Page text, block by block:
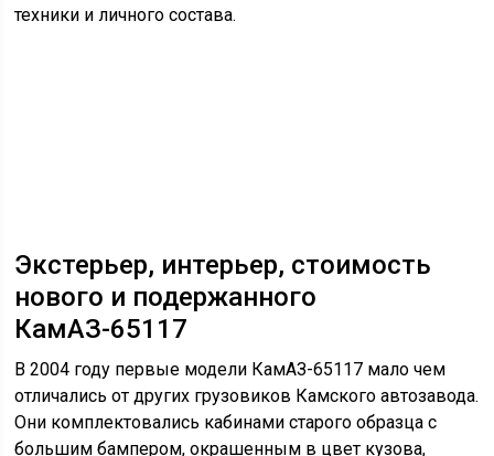
техники и личного состава.
большим бампером, окрашенным в цвет кузова,
круглыми фарами и классической радиаторной
решеткой. О комфорте водителя, производитель, в те
времена заботился мало. В таком виде автомобиль
производился всего несколько лет, после чего был
проведен глубокий рестайлинг. Кабина получила более
современный вид, с обтекаемыми фарами, новым
бампером и двухуровневой поддержкой. Благодаря